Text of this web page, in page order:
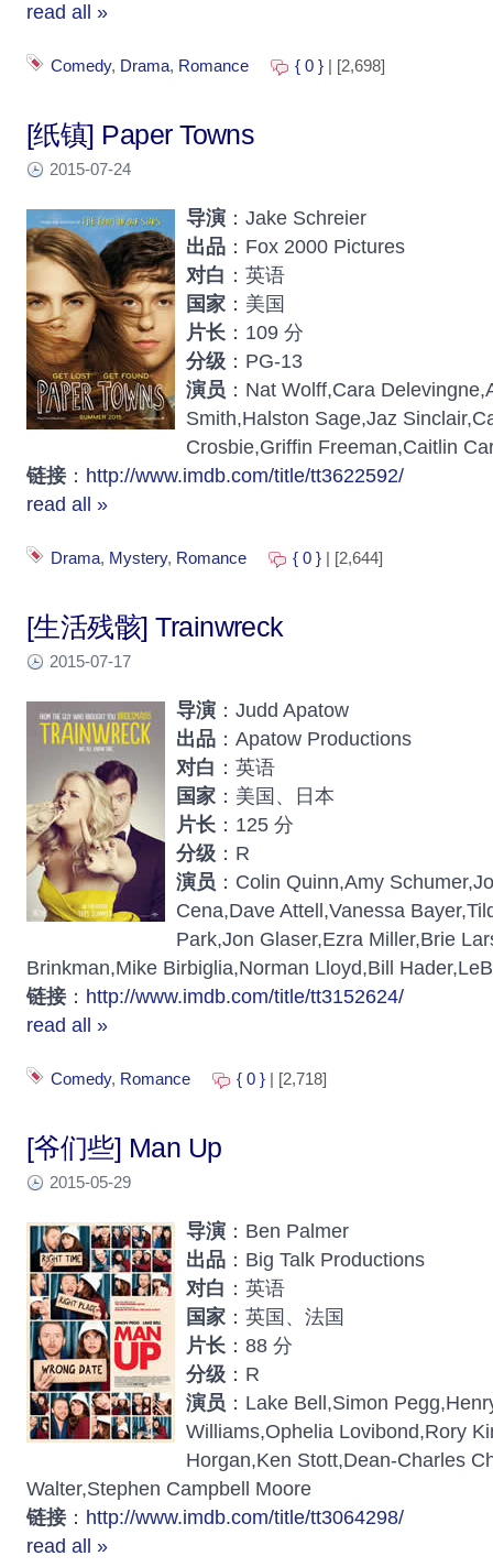
read all »
Comedy, Drama, Romance { 0 } | [2,698]
[纸镇] Paper Towns
2015-07-24
导演 ：Jake Schreier
出品 ：Fox 2000 Pictures
对白 ：英语
国家 ：美国
片长 ：109 分
分级 ：PG-13
演员 ：Nat Wolff,Cara
Smith,Halston Sage,Jaz
Crosbie,Griffin Freeman,Caitlin
链接 ： http://www.imdb.com/title/tt3622592/
read all »
Drama, Mystery, Romance { 0 } | [2,644]
[生活残骸] Trainwreck
2015-07-17
导演 ：Judd Apatow
出品 ：Apatow Productions
对白 ：英语
国家 ：美国、日本
片长 ：125 分
分级 ：R
演员 ：Colin Quinn,Amy
Cena,Dave Attell,Vanessa
Park,Jon Glaser,Ezra Miller,Brie
Brinkman,Mike Birbiglia,Norman Lloyd,Bill
链接 ： http://www.imdb.com/title/tt3152624/
read all »
Comedy, Romance { 0 } | [2,718]
[爷们些] Man Up
2015-05-29
导演 ：Ben Palmer
出品 ：Big Talk Productions
对白 ：英语
国家 ：英国、法国
片长 ：88 分
分级 ：R
演员 ：Lake Bell,Simon
Williams,Ophelia Lovibond,Rory
Horgan,Ken Stott,Dean-Charles
Walter,Stephen Campbell Moore
链接 ： http://www.imdb.com/title/tt3064298/
read all »